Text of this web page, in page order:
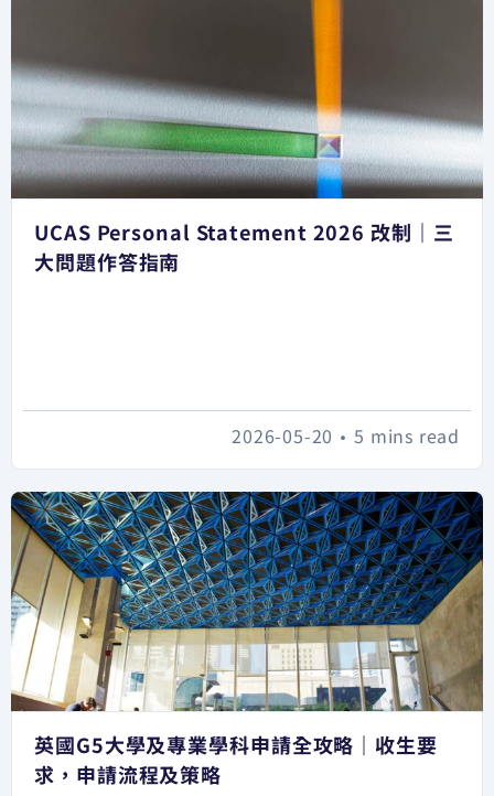
UCAS Personal Statement 2026 改制｜三
大問題作答指南
5 mins read
•
2026-05-20
英國G5大學及專業學科申請全攻略｜收生要
求，申請流程及策略